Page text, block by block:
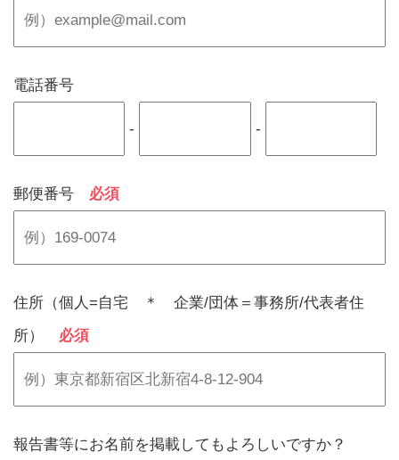
電話番号
- -
郵便番号 必須
住所（個人=自宅 ＊ 企業/団体＝事務所/代表者住
所） 必須
報告書等にお名前を掲載してもよろしいですか？